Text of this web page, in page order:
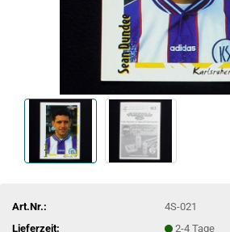
Art.Nr.:
4S-021
Lieferzeit:
2-4 Tage